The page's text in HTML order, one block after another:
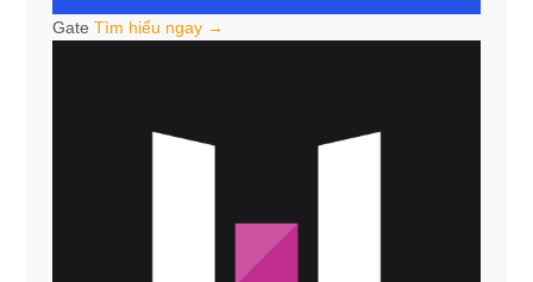
Gate Tìm hiểu ngay →